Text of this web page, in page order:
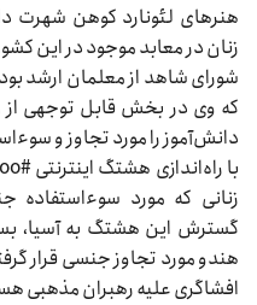
هنرهای لئونارد کوهن شهرت
زنان در معابد موجود در این کشور به مدت ۵۰ سال
شورای شاهد از معلمان ارشد
که وی در بخش قابل توجهی از
دانش‌آموز را مورد تجاوز و
زنانی که مورد سوءاستفاده
گسترش این هشتگ به آسیا،
هندو مورد تجاوز جنسی قرار
افشاگری علیه رهبران مذهبی